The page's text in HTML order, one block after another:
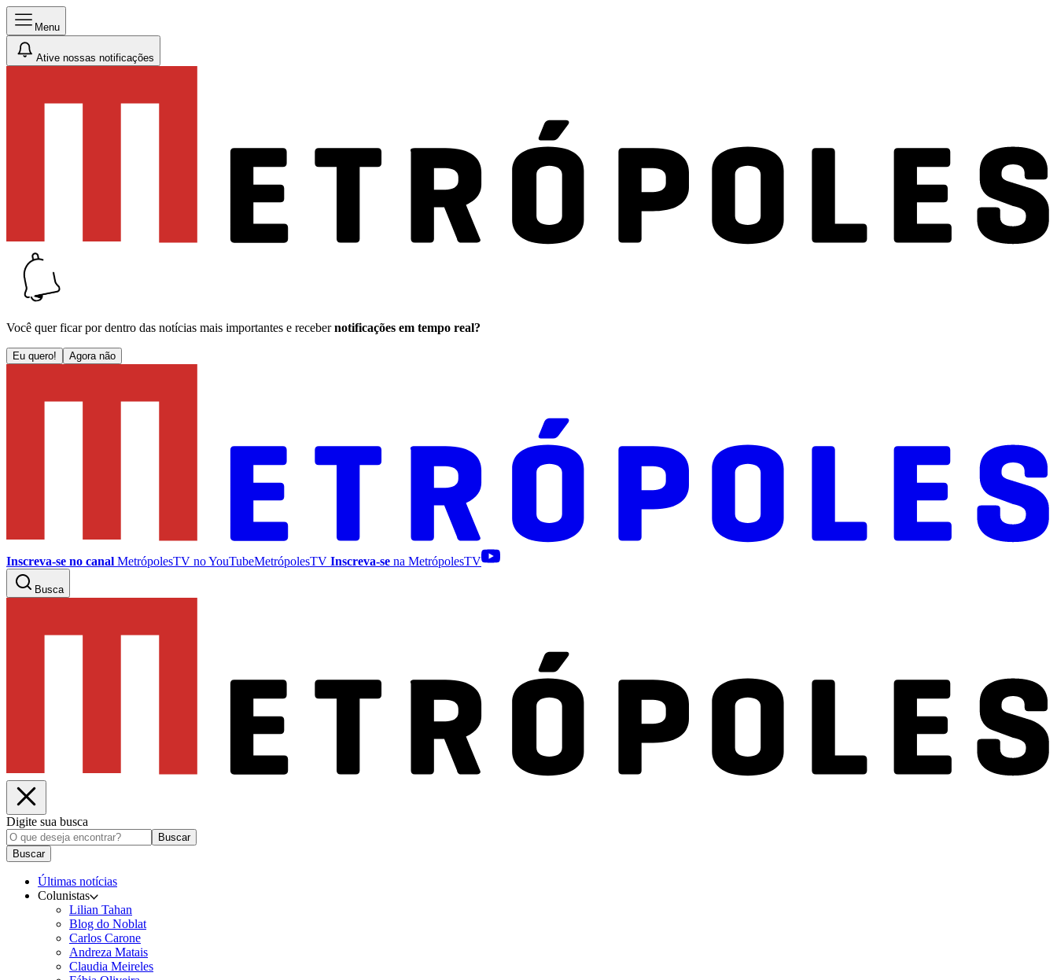
Menu
Ative nossas notificações
Você quer ficar por dentro das notícias mais importantes e receber notificações em tempo real?
Eu quero! Agora não
Inscreva-se no canal MetrópolesTV noYouTubeMetrópolesTV Inscreva-se na MetrópolesTV
Busca
Digite sua busca
Buscar
Buscar
Últimas notícias
Colunistas
Lilian Tahan
Blog do Noblat
Carlos Carone
Andreza Matais
Claudia Meireles